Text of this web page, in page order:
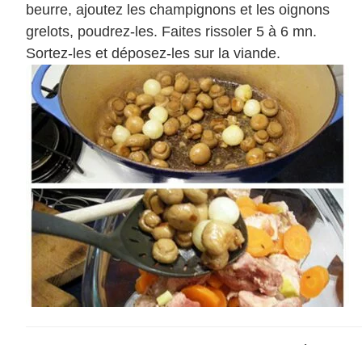
beurre, ajoutez les champignons et les oignons
grelots, poudrez-les. Faites rissoler 5 à 6 mn.
Sortez-les et déposez-les sur la viande.